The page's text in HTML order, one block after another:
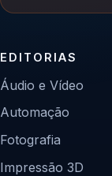
EDITORIAS
Áudio e Vídeo
Automação
Fotografia
Impressão 3D